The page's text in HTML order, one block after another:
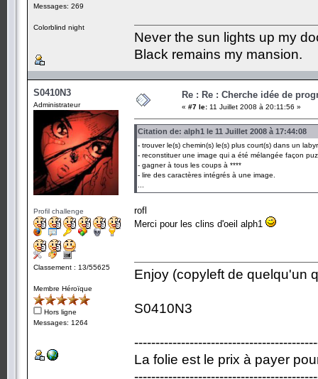
Messages: 269
Colorblind night
Never the sun lights up my
Black remains my mansion.
S0410N3
Administrateur
Profil challenge
Classement : 13/55625
Membre Héroïque
Hors ligne
Messages: 1264
Re : Re : Cherche idée de
« #7 le: 11 Juillet 2008 à 20:11:56 »
Citation de: alph1 le 11 Juillet 2008 à 17:44:08
- trouver le(s) chemin(s) le(s) plus court(s) dans un
- reconstituer une image qui a été mélangée façon
- gagner à tous les coups à ****
- lire des caractères intégrés à une image.
rofl
Merci pour les clins d'oeil alph1
Enjoy (copyleft de quelqu'un
S0410N3
La folie est le prix à payer